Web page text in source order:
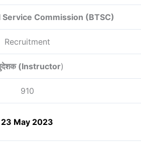
Commission (BTSC)
Recruitment
(Instructor)
910
23 May 2023